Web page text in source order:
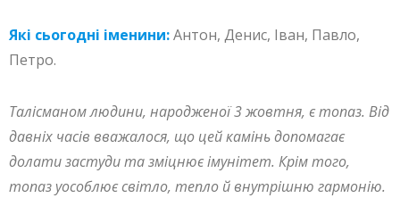
Які сьогодні іменини:Антон, Денис, Іван, Павло,
Петро.
Талісманом людини, народженої 3 жовтня, є топаз. Від
давніх часів вважалося, що цей камінь допомагає
долати застуди та зміцнює імунітет. Крім того,
топаз уособлює світло, тепло й внутрішню гармонію.